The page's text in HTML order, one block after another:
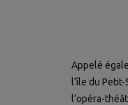
Appelé
l’île du
l’opéra-